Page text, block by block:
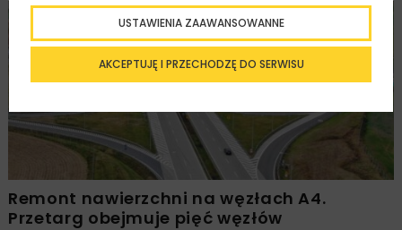
DROGI INWESTYCJE
Remont nawierzchni na węzłach A4.
Przetarg obejmuje pięć węzłów
AKCEPTUJĘ I PRZECHODZĘ DO SERWISU
USTAWIENIA ZAAWANSOWANNE